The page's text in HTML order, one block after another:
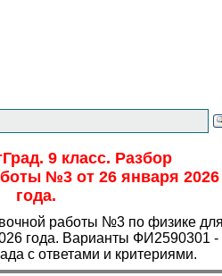
9 класс. Разбор
№3 от 26 января 2026
года.
работы №3 по физике
года. Варианты ФИ2590301 -
с ответами и критериями.